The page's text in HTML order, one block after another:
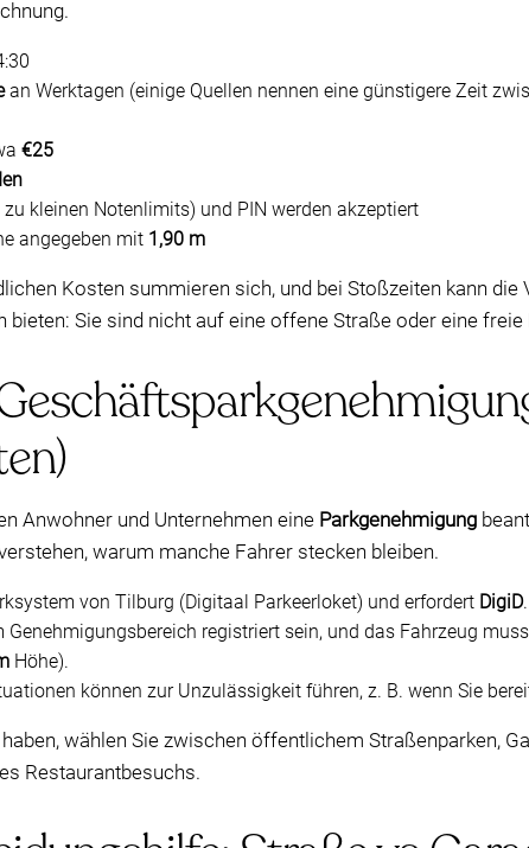
an Werktagen (einige Quellen nennen eine günstigere Zeit
€25
zu kleinen Notenlimits) und PIN werden akzeptiert
angegeben mit 1,90 m
Kosten summieren sich, und bei Stoßzeiten kann
bieten: Sie sind nicht auf eine offene Straße oder eine
Anwohner und Unternehmen eine Parkgenehmigung
warum manche Fahrer stecken bleiben.
von Tilburg (Digitaal Parkeerloket) und erfordert DigiD.
Genehmigungsbereich registriert sein, und das Fahrzeug
Höhe).
können zur Unzulässigkeit führen, z. B. wenn Sie
wählen Sie zwischen öffentlichem Straßenparken,
Restaurantbesuchs.